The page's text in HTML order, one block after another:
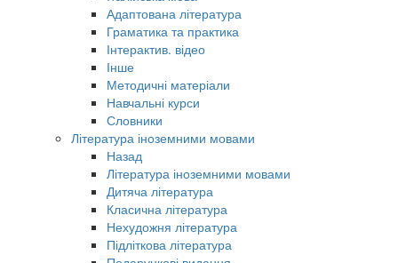
Адаптована література
Граматика та практика
Інтерактив. відео
Інше
Методичні матеріали
Навчальні курси
Словники
Література іноземними мовами
Назад
Література іноземними мовами
Дитяча література
Класична література
Нехудожня література
Підліткова література